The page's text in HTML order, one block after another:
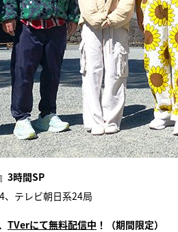
』3時間SP
テレビ朝日系24局
TVerにて無料配信中 ！（期間限定）